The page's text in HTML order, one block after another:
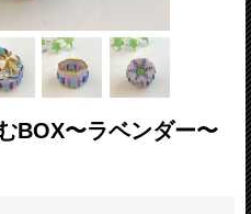
BOX〜ラベンダー〜